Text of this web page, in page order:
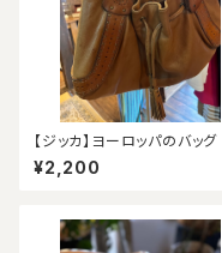
【ジッカ】ヨーロッパのバッグ
¥2,200